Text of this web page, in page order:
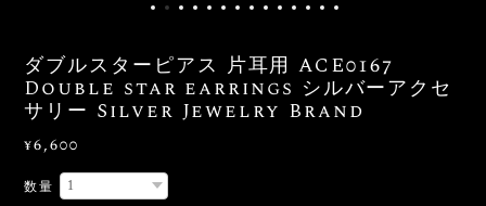
ダブルスターピアス 片耳用 ACE0167
Double star earrings シルバーアクセ
サリー Silver Jewelry Brand
¥6,600
数量